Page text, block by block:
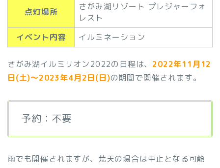
点灯場所
さがみ湖リゾート プレジャーフォ
レスト
イベント内容
イルミネーション
さがみ湖イルミリオン2022の日程は、 2022年11月12
日(土)～2023年4月2日(日)の期間で開催されます。
予約：不要
雨でも開催されますが、荒天の場合は中止となる可能